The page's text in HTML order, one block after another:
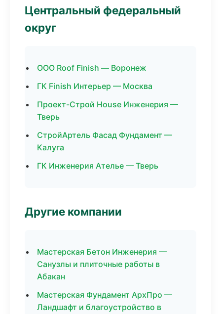
Центральный федеральный
округ
ООО Roof Finish — Воронеж
ГК Finish Интерьер — Москва
Проект-Строй House Инженерия —
Тверь
СтройАртель Фасад Фундамент —
Калуга
ГК Инженерия Ателье — Тверь
Другие компании
Мастерская Бетон Инженерия —
Санузлы и плиточные работы в
Абакан
Мастерская Фундамент АрхПро —
Ландшафт и благоустройство в